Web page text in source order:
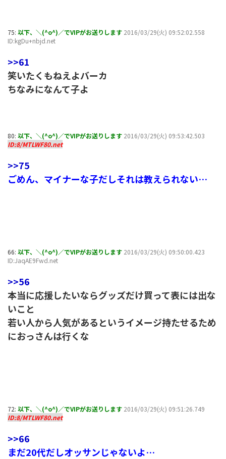
75: 以下、＼(^o^)／でVIPがお送りします 2016/03/29(火) 09:52:02.558
ID:kgDu+nbjd.net
>>61
笑いたくもねえよバーカ
ちなみになんて子よ
80: 以下、＼(^o^)／でVIPがお送りします 2016/03/29(火) 09:53:42.503
ID:8/MTLWF80.net
>>75
ごめん、マイナーな子だしそれは教えられない…
66: 以下、＼(^o^)／でVIPがお送りします 2016/03/29(火) 09:50:00.423
ID:JaqAE9Fwd.net
>>56
本当に応援したいならグッズだけ買って表には出な
いこと
若い人から人気があるというイメージ持たせるため
におっさんは行くな
72: 以下、＼(^o^)／でVIPがお送りします 2016/03/29(火) 09:51:26.749
ID:8/MTLWF80.net
>>66
まだ20代だしオッサンじゃないよ…